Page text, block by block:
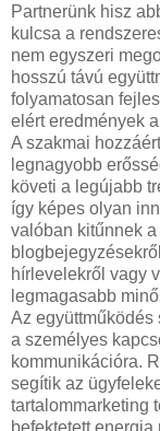
Partnerünk hisz
kulcsa a
nem egyszeri
hosszú távú
folyamatosan
elért eredmények
A szakmai
legnagyobb
követi a legújabb
így képes olyan
valóban kitűnnek
hírlevelekről vagy
legmagasabb
Az együttműködés
a személyes
kommunikációra.
segítik az
tartalommarketing
befektetett energia